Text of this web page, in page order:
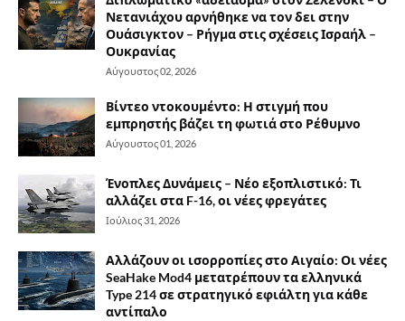
Νετανιάχου αρνήθηκε να τον δει στην
Ουάσιγκτον – Ρήγμα στις σχέσεις Ισραήλ –
Ουκρανίας
Αύγουστος 02, 2026
Βίντεο ντοκουμέντο: Η στιγμή που
εμπρηστής βάζει τη φωτιά στο Ρέθυμνο
Αύγουστος 01, 2026
Ένοπλες Δυνάμεις – Νέο εξοπλιστικό: Τι
αλλάζει στα F-16, οι νέες φρεγάτες
Ιούλιος 31, 2026
Αλλάζουν οι ισορροπίες στο Αιγαίο: Οι νέες
SeaHake Mod4 μετατρέπουν τα ελληνικά
Type 214 σε στρατηγικό εφιάλτη για κάθε
αντίπαλο